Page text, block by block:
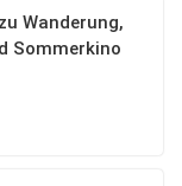
Wanderung,
Sommerkino